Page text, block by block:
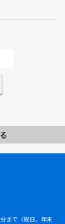
まで（祝日、年末